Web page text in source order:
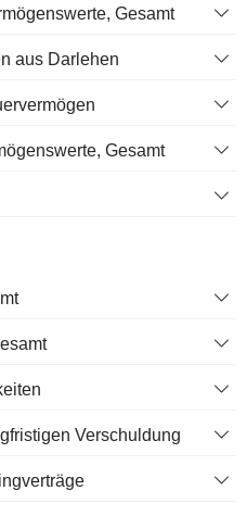
Gesamt
aus Darlehen
Gesamt
Verschuldung